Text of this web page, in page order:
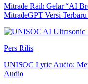
Mitrade Raih Gelar “AI
MitradeGPT Versi
Pers Rilis
UNISOC Lyric Audio:
Audio